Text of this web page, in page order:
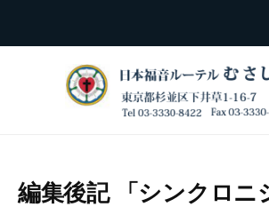
編集後記 「シンクロニ